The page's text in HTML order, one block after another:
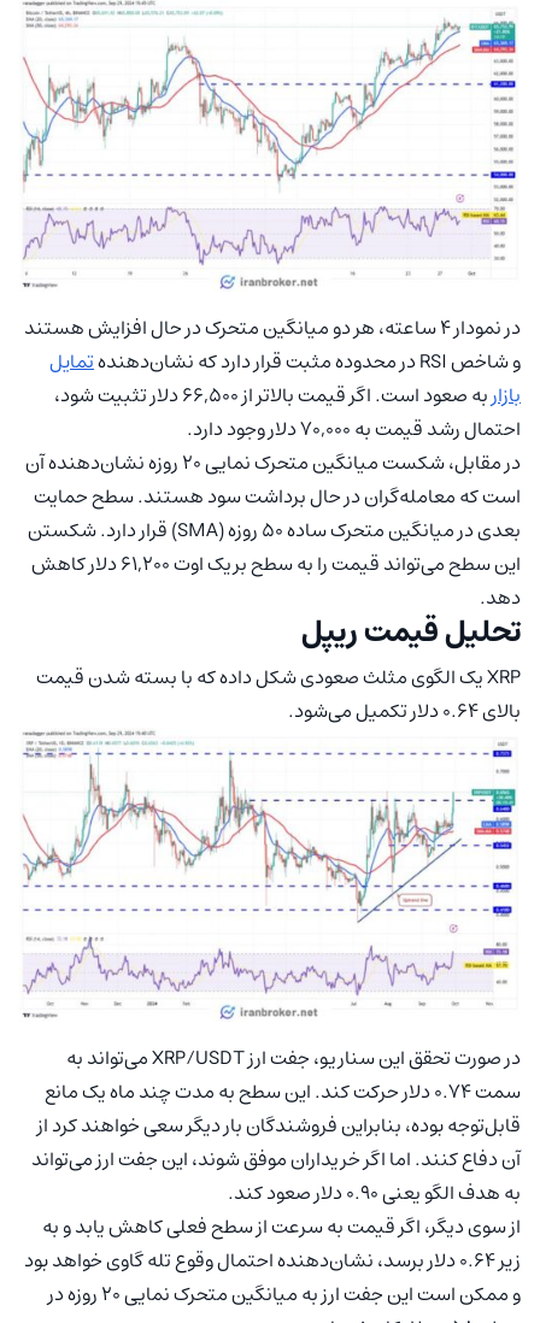
در نمودار 4 ساعته، هر دو میانگین متحرک در حال افزایش هستند
و شاخص RSI در محدوده مثبت قرار دارد که نشان‌دهنده
تمایل
بازار
به صعود است. اگر قیمت بالاتر از 66,500 دلار تثبیت شود،
احتمال رشد قیمت به 70,000 دلار وجود دارد.
در مقابل، شکست میانگین متحرک نمایی 20 روزه نشان‌دهنده آن
است که معامله‌گران در حال برداشت سود هستند. سطح حمایت
بعدی در میانگین متحرک ساده 50 روزه (SMA) قرار دارد. شکستن
این سطح می‌تواند قیمت را به سطح بریک اوت 61,200 دلار کاهش
دهد.
تحلیل قیمت ریپل
XRP یک الگوی مثلث صعودی شکل داده که با بسته شدن قیمت
بالای 0.64 دلار تکمیل می‌شود.
در صورت تحقق این سناریو، جفت ارز XRP/USDT می‌تواند به
سمت 0.74 دلار حرکت کند. این سطح به مدت چند ماه یک مانع
قابل‌توجه بوده، بنابراین فروشندگان بار دیگر سعی خواهند کرد از
آن دفاع کنند. اما اگر خریداران موفق شوند، این جفت ارز می‌تواند
به هدف الگو یعنی 0.90 دلار صعود کند.
از سوی دیگر، اگر قیمت به‌ سرعت از سطح فعلی کاهش یابد و به
زیر 0.64 دلار برسد، نشان‌دهنده احتمال وقوع تله گاوی خواهد بود
و ممکن است این جفت ارز به میانگین متحرک نمایی 20 روزه در